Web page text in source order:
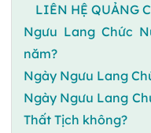
LIÊN HỆ QUẢNG
Ngưu Lang Chức
năm?
Ngày Ngưu Lang
Ngày Ngưu Lang
Thất Tịch không?